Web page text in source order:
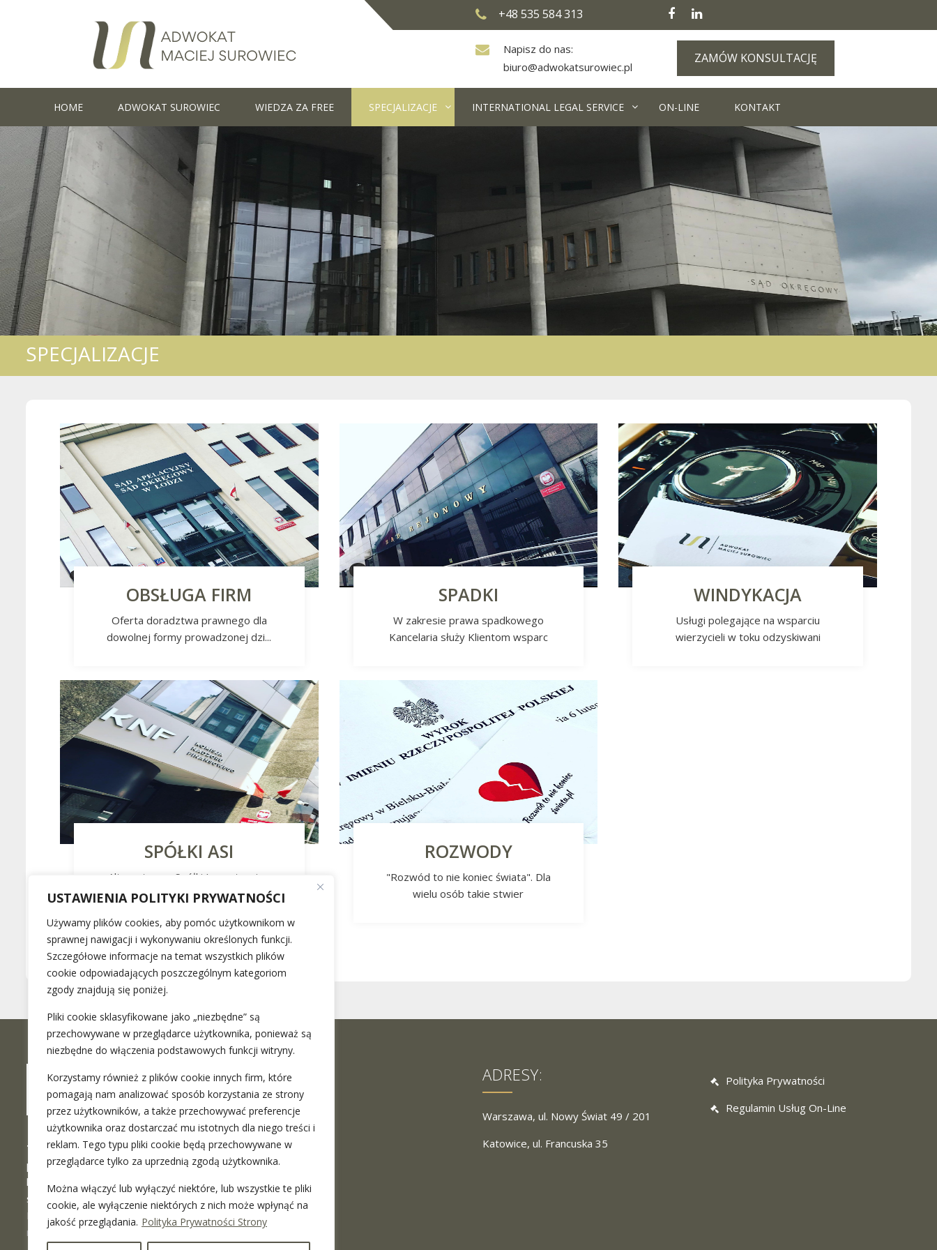
USTAWIENIA POLITYKI PRYWATNOŚCI
Używamy plików cookies, aby pomóc użytkownikom w
sprawnej nawigacji i wykonywaniu określonych funkcji.
Szczegółowe informacje na temat wszystkich plików
cookie odpowiadających poszczególnym kategoriom
zgody znajdują się poniżej.
Pliki cookie sklasyfikowane jako „niezbędne” są
przechowywane w przeglądarce użytkownika, ponieważ są
niezbędne do włączenia podstawowych funkcji witryny.
Korzystamy również z plików cookie innych firm, które
pomagają nam analizować sposób korzystania ze strony
przez użytkowników, a także przechowywać preferencje
użytkownika oraz dostarczać mu istotnych dla niego treści i
reklam. Tego typu pliki cookie będą przechowywane w
przeglądarce tylko za uprzednią zgodą użytkownika.
Można włączyć lub wyłączyć niektóre, lub wszystkie te pliki
cookie, ale wyłączenie niektórych z nich może wpłynąć na
jakość przeglądania. Polityka Prywatności Strony
+48 535 584 313
Napisz do nas:
biuro@adwokatsurowiec.pl
ZAMÓW KONSULTACJĘ
HOME ADWOKAT SUROWIEC WIEDZA ZA FREE SPECJALIZACJE INTERNATIONAL LEGAL SERVICE ON-LINE KONTAKT
SPECJALIZACJE
OBSŁUGA FIRM
Oferta doradztwa prawnego dla
dowolnej formy prowadzonej dzi...
SPADKI
W zakresie prawa spadkowego
Kancelaria służy Klientom wsparc
WINDYKACJA
Usługi polegające na wsparciu
wierzycieli w toku odzyskiwani
SPÓŁKI ASI
Alternatywne Spółki Inwestycyjne
Zakres obsługi obejmuje:
ROZWODY
"Rozwód to nie koniec świata". Dla
wielu osób takie stwier
The Maciej Surowiec Law Firm is a
place where you can find a professional
legal advice in the full range. We provide
stationary meetings in Warsaw and
Katowice as well as the remote ones
more
ADRESY:
Warszawa, ul. Nowy Świat 49 / 201
Katowice, ul. Francuska 35
Polityka Prywatności
Regulamin Usług On-Line